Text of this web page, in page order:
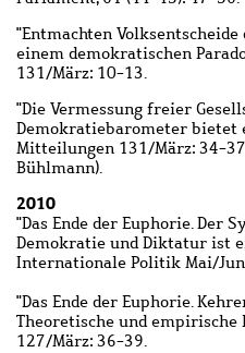
"Entmachten
einem demokratischen
131/März: 10-13.
"Die Vermessung freier
Demokratiebarometer bietet
Mitteilungen 131/März: 34-
Bühlmann).
2010
"Das Ende der Euphorie. Der
Demokratie und Diktatur ist
Internationale Politik Mai/
"Das Ende der Euphorie.
Theoretische und empirische
127/März: 36-39.